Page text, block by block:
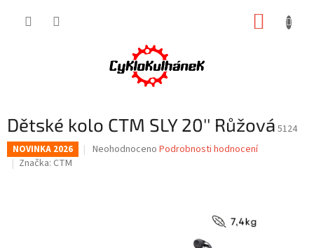
Dětské kolo CTM SLY 20'' Růžová 5124
NOVINKA 2026
Průměrné
Neohodnoceno Podrobnosti hodnocení
Značka: CTM